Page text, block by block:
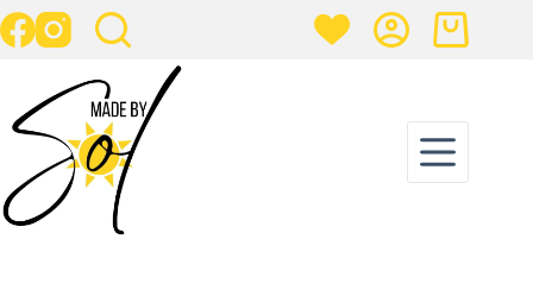
Passer
au
contenu
25,00 € 5 en stock
Ajouter au panier
Panier